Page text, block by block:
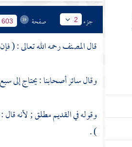
جزء 2 صفحة 603
قالالمصنفرحمه الله تعالى : ( فإن
وقال سائر أصحابنا : يحتاج إلى
وقوله في القديم مطلق ; لأنه قال
) .